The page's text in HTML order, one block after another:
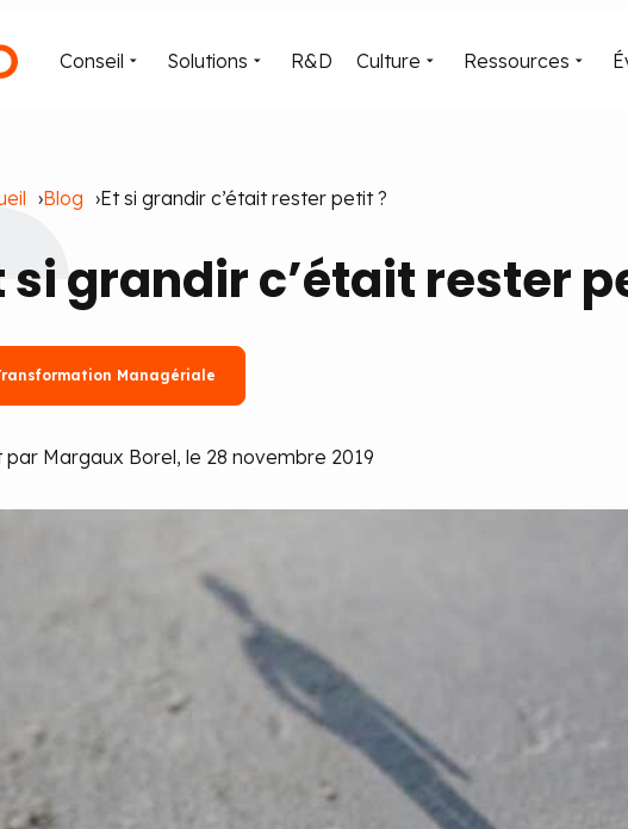
Conseil Solutions R&D Culture Ressources
Blog Et si grandir c’était rester petit ?
si grandir c’était rester
Managériale
par Margaux Borel, le 28 novembre 2019